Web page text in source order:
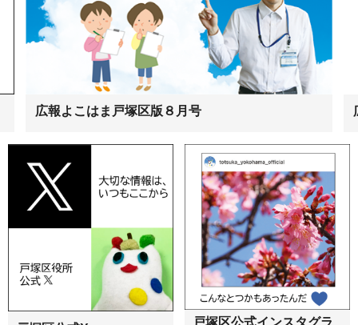
広報よこはま戸塚区版８月号